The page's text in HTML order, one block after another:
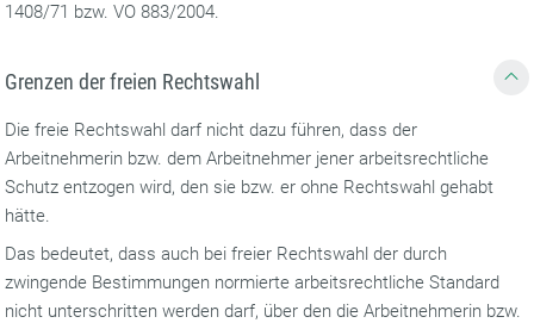
1408/71 bzw. VO 883/2004.
Grenzen der freien Rechtswahl
Die freie Rechtswahl darf nicht dazu führen, dass der
Arbeitnehmerin bzw. dem Arbeitnehmer jener arbeitsrechtliche
Schutz entzogen wird, den sie bzw. er ohne Rechtswahl gehabt
hätte.
Das bedeutet, dass auch bei freier Rechtswahl der durch
zwingende Bestimmungen normierte arbeitsrechtliche Standard
nicht unterschritten werden darf, über den die Arbeitnehmerin bzw.